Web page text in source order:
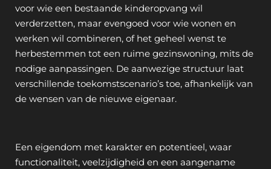
voor wie een bestaande kinderopvang wil
verderzetten, maar evengoed voor wie wonen en
werken wil combineren, of het geheel wenst te
herbestemmen tot een ruime gezinswoning, mits de
nodige aanpassingen. De aanwezige structuur laat
verschillende toekomstscenario’s toe, afhankelijk van
de wensen van de nieuwe eigenaar.
Een eigendom met karakter en potentieel, waar
functionaliteit, veelzijdigheid en een aangename